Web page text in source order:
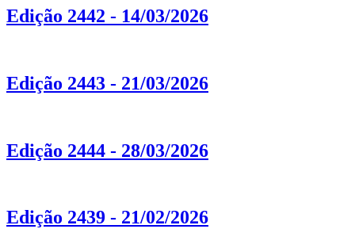
Edição 2442 - 14/03/2026
Edição 2443 - 21/03/2026
Edição 2444 - 28/03/2026
Edição 2439 - 21/02/2026